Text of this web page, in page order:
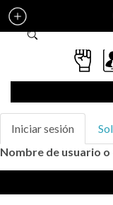
Pasar al contenido
Formulario
Solapas
Iniciar sesión (solapa
activa)
Nombre de usuario